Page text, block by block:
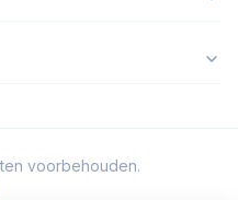
voorbehouden.